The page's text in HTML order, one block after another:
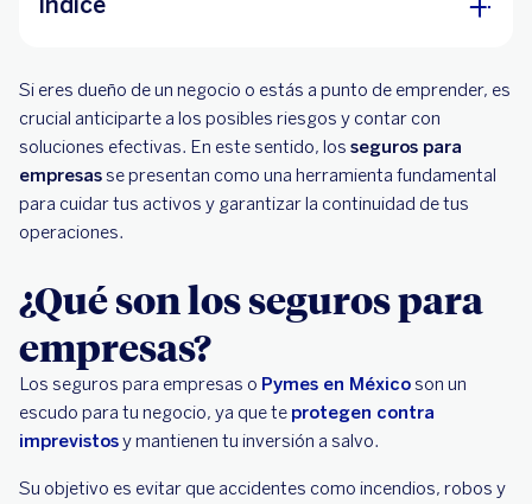
¿Qué tipos de seguros existen para una
empresa?
¿Por qué es importante la seguridad para
empresas?
Si eres dueño de un negocio o estás a punto de emprender, es
crucial anticiparte a los posibles riesgos y contar con
soluciones efectivas. En este sentido, los seguros para
empresasse presentan como una herramienta fundamental
para cuidar tus activos y garantizar la continuidad de tus
operaciones.
¿Qué son los seguros para
empresas?
Los seguros para empresas o Pymes en Méxicoson un
escudo para tu negocio, ya que te protegen contra
imprevistosy mantienen tu inversión a salvo.
Su objetivo es evitar que accidentes como incendios, robos y